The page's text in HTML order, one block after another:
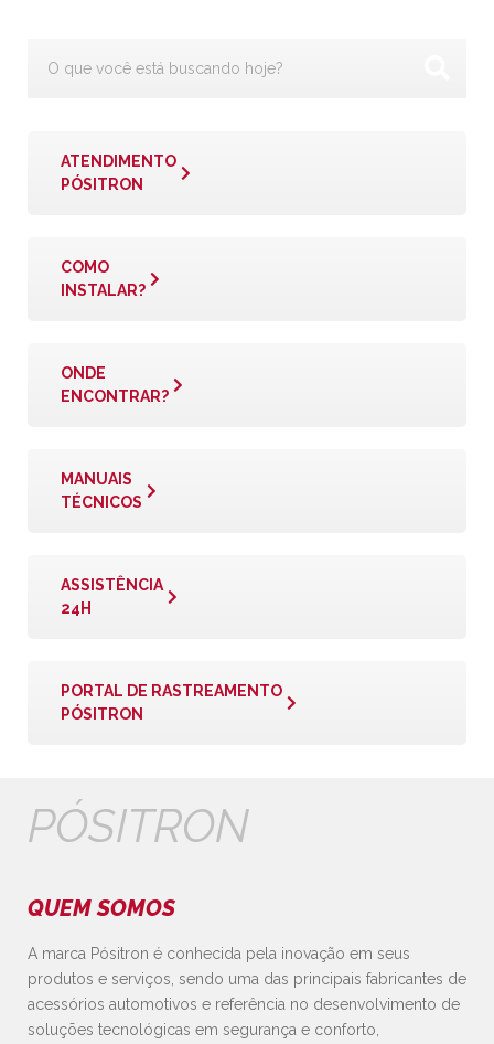
ATENDIMENTO
PÓSITRON
COMO
INSTALAR?
ONDE
ENCONTRAR?
MANUAIS
TÉCNICOS
ASSISTÊNCIA
24H
PORTAL DE RASTREAMENTO
PÓSITRON
PÓSITRON
QUEM SOMOS
A marca Pósitron é conhecida pela inovação em seus
produtos e serviços, sendo uma das principais fabricantes de
acessórios automotivos e referência no desenvolvimento de
soluções tecnológicas em segurança e conforto,